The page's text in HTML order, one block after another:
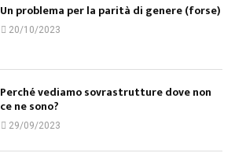
Un problema per la parità di genere (forse)
20/10/2023
Perché vediamo sovrastrutture dove non
ce ne sono?
29/09/2023